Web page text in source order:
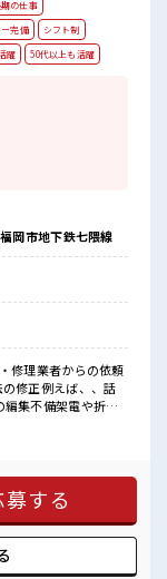
の仕事
ー完備
シフト制
躍 50代以上も活躍
う！
岡市地下鉄七隈線
修理業者からの依頼
修正例えば、、話
編集不備架電や折り
です！ ≪未経験でも
のは不安だけど、
らスキルUP・ステ
お仕事をご提案≫ 一
す！ ■職場の
す！ 少人数ですぐ
募する